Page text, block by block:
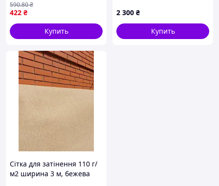
422 ₴
590.80₴
Купить
2 300 ₴
Купить
Сітка для затінення 110 г/
м2 ширина 3 м, бежева